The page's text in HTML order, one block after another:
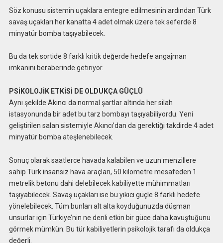
Söz konusu sistemin uçaklara entegre edilmesinin ardından Türk
savaş uçakları her kanatta 4 adet olmak üzere tek seferde 8
minyatür bomba taşıyabilecek.
Bu da tek sortide 8 farklı kritik değerde hedefe angajman
imkanını beraberinde getiriyor.
PSİKOLOJİK ETKİSİ DE OLDUKÇA GÜÇLÜ
Aynı şekilde Akıncı da normal şartlar altında her silah
istasyonunda bir adet bu tarz bombayı taşıyabiliyordu. Yeni
geliştirilen salan sistemiyle Akıncı’dan da gerektiği takdirde 4 adet
minyatür bomba ateşlenebilecek.
Sonuç olarak saatlerce havada kalabilen ve uzun menzillere
sahip Türk insansız hava araçları, 50 kilometre mesafeden 1
metrelik betonu dahi delebilecek kabiliyette mühimmatları
taşıyabilecek. Savaş uçakları ise bu yıkıcı güçle 8 farklı hedefe
yönelebilecek. Tüm bunları alt alta koyduğunuzda düşman
unsurlar için Türkiye’nin ne denli etkin bir güce daha kavuştuğunu
görmek mümkün. Bu tür kabiliyetlerin psikolojik tarafı da oldukça
değerli.